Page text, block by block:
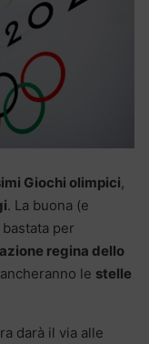
Giochi olimpici,
. La buona (e
per
regina dello
le stelle
darà il via alle